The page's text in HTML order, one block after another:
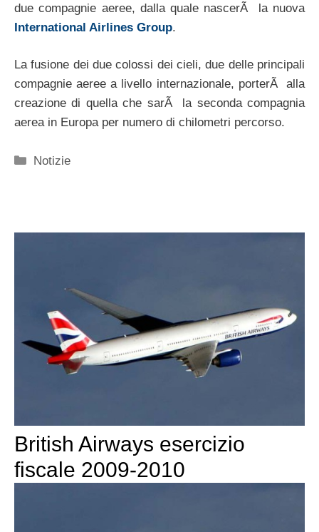
due compagnie aeree, dalla quale nascerÃ la nuova
International Airlines Group.
La fusione dei due colossi dei cieli, due delle principali
compagnie aeree a livello internazionale, porterÃ alla
creazione di quella che sarÃ la seconda compagnia
aerea in Europa per numero di chilometri percorso.
Categorie
Notizie
British Airways esercizio
fiscale 2009-2010